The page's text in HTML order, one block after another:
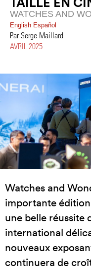
WATCHES AND
English Español
Par Serge Maillard
AVRIL 2025
Watches and
importante
une belle réussite
international
nouveaux
continuera de